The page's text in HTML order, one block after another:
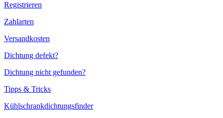
Registrieren
Zahlarten
Versandkosten
Dichtung defekt?
Dichtung nicht gefunden?
Tipps & Tricks
Kühlschrankdichtungsfinder